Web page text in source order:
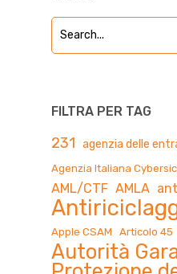
FILTRA PER TAG
231 agenzia delle
Agenzia Italiana
AML/CTF AMLA
Apple CSAM Articolo 45
Autorità